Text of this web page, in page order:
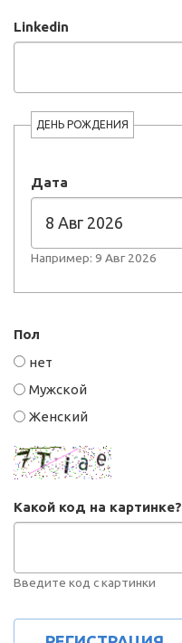
Linkedin
ДЕНЬ РОЖДЕНИЯ
Дата
Например: 9 Авг 2026
Пол
нет
Мужской
Женский
Какой код на картинке?
Введите код с картинки